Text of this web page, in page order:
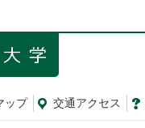
ップ 交通アクセス